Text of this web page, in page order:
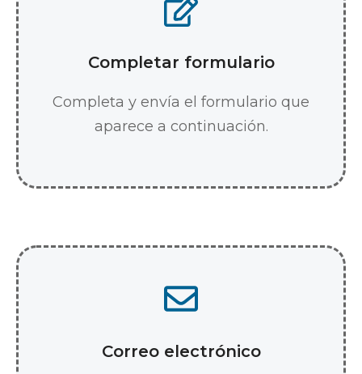
Completar formulario
Completa y envía el formulario que
aparece a continuación.
Correo electrónico